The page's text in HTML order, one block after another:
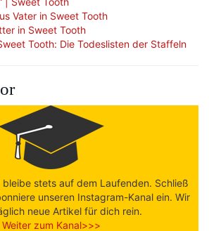
Vater in Sweet Tooth
in Sweet Tooth
Tooth: Die Todeslisten der Staffeln
bleibe stets auf dem Laufenden. Schließ
unseren Instagram-Kanal ein. Wir
neue Artikel für dich rein.
Weiter zum Kanal>>>